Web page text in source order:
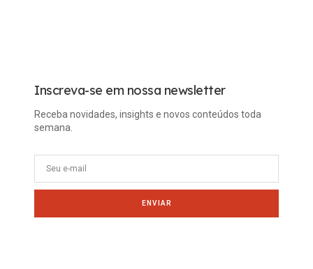
Inscreva-se em nossa newsletter
Receba novidades, insights e novos conteúdos toda
semana.
ENVIAR